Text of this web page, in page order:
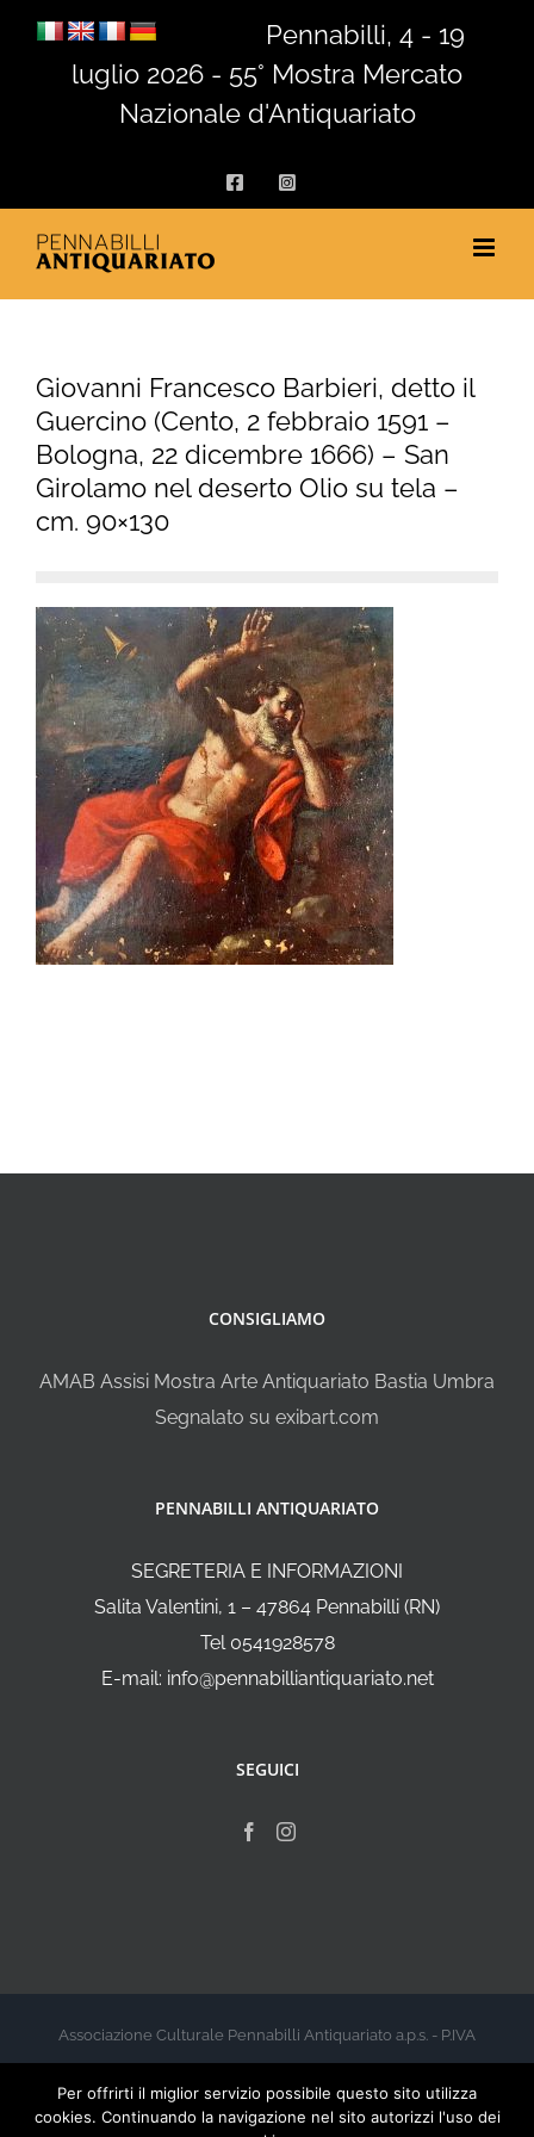
Salta
contenuto
Pennabilli, 4 - 19
luglio 2026 - 55° Mostra Mercato
Nazionale d'Antiquariato
FacebookInstagram
Giovanni Francesco Barbieri, detto il
Guercino (Cento, 2 febbraio 1591 –
Bologna, 22 dicembre 1666) – San
Girolamo nel deserto Olio su tela –
cm. 90×130
CONSIGLIAMO
AMAB Assisi Mostra Arte Antiquariato Bastia Umbra
Segnalato su exibart.com
PENNABILLI ANTIQUARIATO
SEGRETERIA E INFORMAZIONI
Salita Valentini, 1 – 47864 Pennabilli (RN)
Tel 0541928578
E-mail: info@pennabilliantiquariato.net
SEGUICI
Associazione Culturale Pennabilli Antiquariato a.p.s. - P.IVA
Per offrirti il miglior servizio possibile questo sito utilizza
cookies. Continuando la navigazione nel sito autorizzi l'uso dei